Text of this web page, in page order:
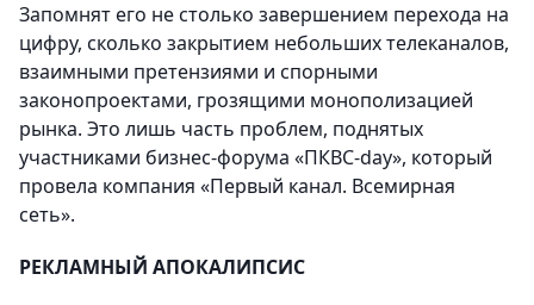
Запомнят его не столько завершением перехода на
цифру, сколько закрытием небольших телеканалов,
взаимными претензиями и спорными
законопроектами, грозящими монополизацией
рынка. Это лишь часть проблем, поднятых
участниками бизнес-форума «ПКВС-day», который
провела компания «Первый канал. Всемирная
сеть».
РЕКЛАМНЫЙ АПОКАЛИПСИС